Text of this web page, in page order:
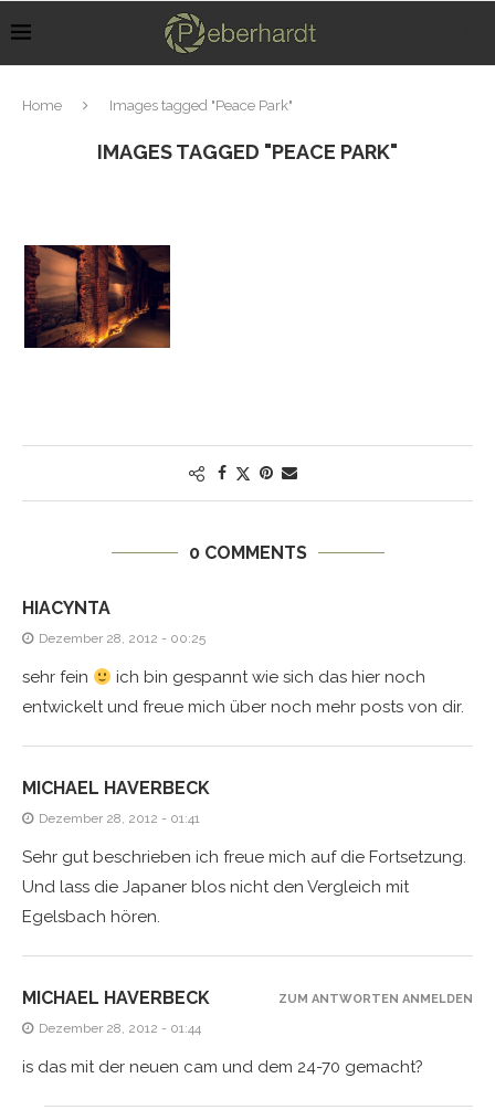
Home Images tagged "Peace Park"
IMAGES TAGGED "PEACE PARK"
0 COMMENTS
HIACYNTA
Dezember 28, 2012 - 00:25
sehr fein
ich bin gespannt wie sich das hier noch
entwickelt und freue mich über noch mehr posts von dir.
MICHAEL HAVERBECK
Dezember 28, 2012 - 01:41
Sehr gut beschrieben ich freue mich auf die Fortsetzung.
Und lass die Japaner blos nicht den Vergleich mit
Egelsbach hören.
MICHAEL HAVERBECK
Dezember 28, 2012 - 01:44
is das mit der neuen cam und dem 24-70 gemacht?
ZUM ANTWORTEN ANMELDEN